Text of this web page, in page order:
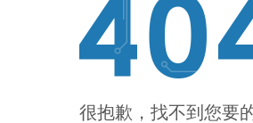
很抱歉，找不到您要